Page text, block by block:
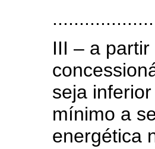
III – a partir
seja
mínimo a
energética